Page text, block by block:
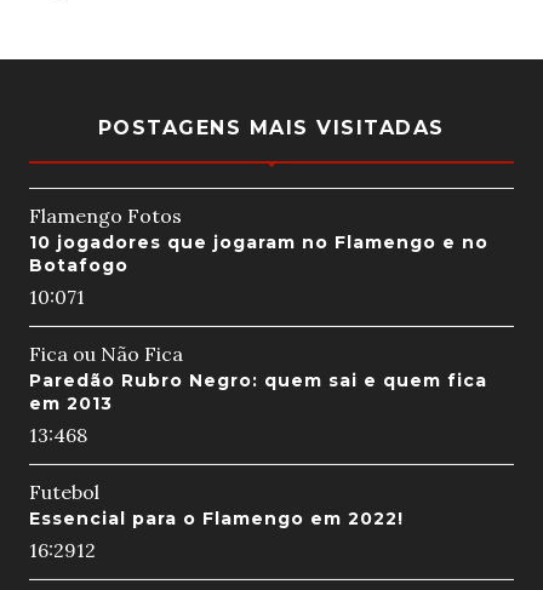
POSTAGENS MAIS VISITADAS
Flamengo Fotos
10 jogadores que jogaram no Flamengo e no
Botafogo
10:071
Fica ou Não Fica
Paredão Rubro Negro: quem sai e quem fica
em 2013
13:468
Futebol
Essencial para o Flamengo em 2022!
16:2912